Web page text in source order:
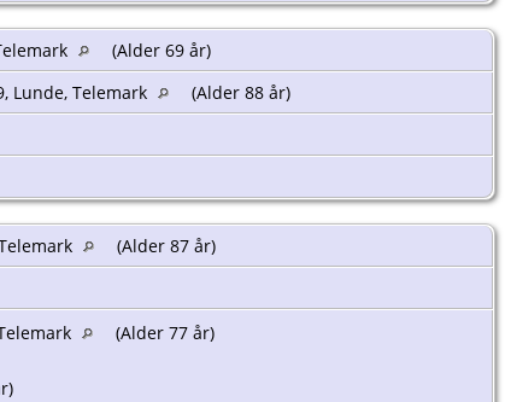
(Alder 69 år)
Lunde, Telemark
(Alder 88 år)
(Alder 87 år)
(Alder 77 år)